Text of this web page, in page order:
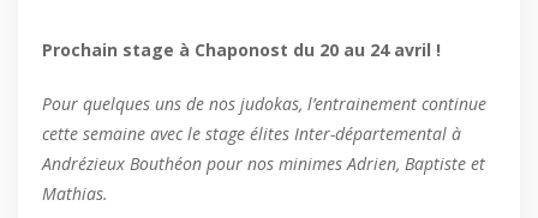
Prochain stage à Chaponost du 20 au 24 avril !
Pour quelques uns de nos judokas, l’entrainement continue
cette semaine avec le stage élites Inter-départemental à
Andrézieux Bouthéon pour nos minimes Adrien, Baptiste et
Mathias.